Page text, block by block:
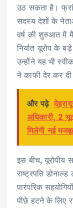
उठ सकता है।
सदस्य देशों के
वर्ष की शुरुआत में
निर्यात यूरोप के
उन्होंने यह भी
ने काफी देर कर
और पढ़े
अधिकारी, 2
मिलेगी नई
इस बीच, यूरोपीय
राष्ट्रपति
पारंपरिक
पीछे हटने के लिए